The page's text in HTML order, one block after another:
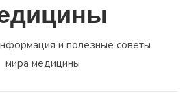
и полезные советы
мира медицины